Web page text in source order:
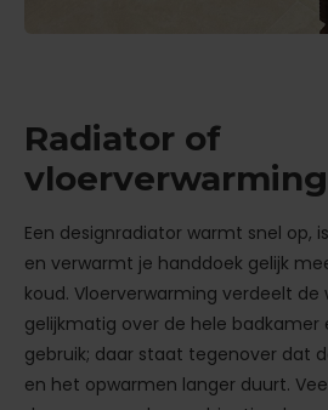
Radiator of
Een designradiator warmt snel op,
en verwarmt je handdoek gelijk
koud. Vloerverwarming verdeelt de
gelijkmatig over de hele badkamer
gebruik; daar staat tegenover dat
en het opwarmen langer duurt.